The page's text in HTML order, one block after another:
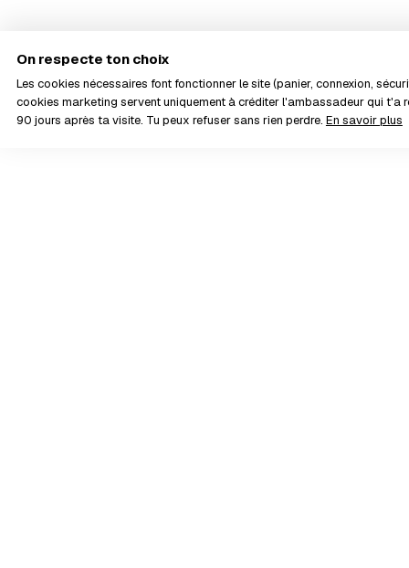
On respecte ton choix
Les cookies nécessaires font fonctionner le site (panier, connexion,
cookies marketing servent uniquement à créditer l'ambassadeur qui t'a
90 jours après ta visite. Tu peux refuser sans rien perdre. En savoir plus